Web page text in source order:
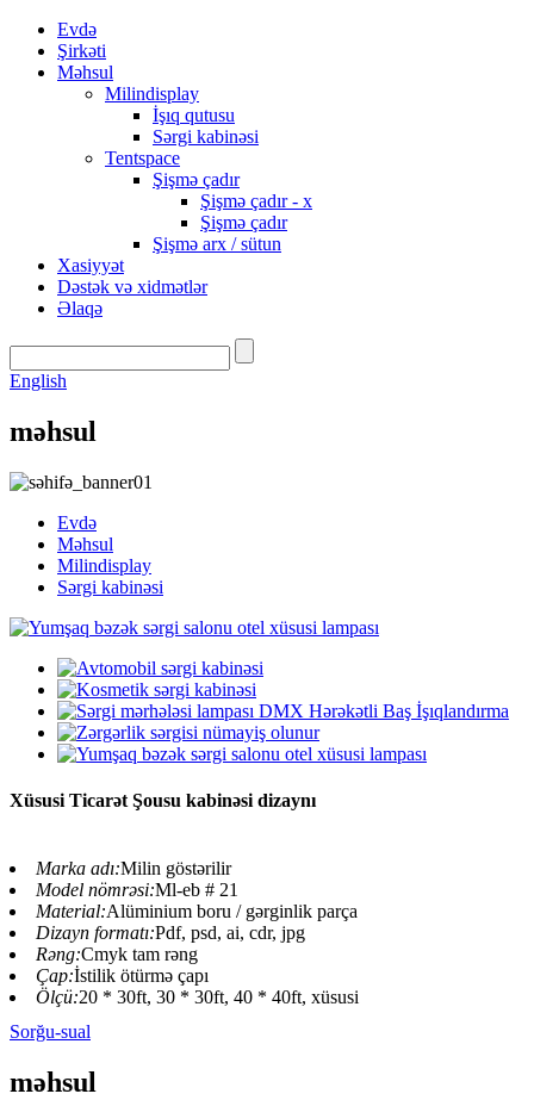
Evdə
Şirkəti
Məhsul
Milindisplay
İşıq qutusu
Sərgi kabinəsi
Tentspace
Şişmə çadır
Şişmə çadır - x
Şişmə çadır
Şişmə arx / sütun
Xasiyyət
Dəstək və xidmətlər
Əlaqə
English
məhsul
Evdə
Məhsul
Milindisplay
Sərgi kabinəsi
Xüsusi Ticarət Şousu kabinəsi dizaynı
Marka adı:Milin göstərilir
Model nömrəsi:Ml-eb # 21
Material:Alüminium boru / gərginlik parça
Dizayn formatı:Pdf, psd, ai, cdr, jpg
Rəng:Cmyk tam rəng
Çap:İstilik ötürmə çapı
Ölçü:20 * 30ft, 30 * 30ft, 40 * 40ft, xüsusi
Sorğu-sual
məhsul